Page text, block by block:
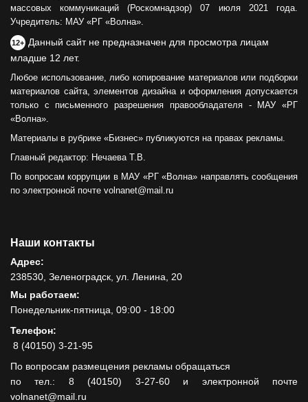
массовых коммуникаций (Роскомнадзор) 07 июля 2021 года.
Учредитель: МАУ «РГ «Волна».
12+ Данный сайт не предназначен для просмотра лицам
младше 12 лет.
Любое использование, либо копирование материалов или подборки
материалов сайта, элементов дизайна и оформления допускается
только с письменного разрешения правообладателя - МАУ «РГ
«Волна».
Материалы в рубрике «Бизнес» публикуются на правах рекламы.
Главный редактор: Нечаева Т.В.
По вопросам коррупции в МАУ «РГ «Волна» направлять сообщения
по электронной почте volnanet@mail.ru
Наши контакты
Адрес:
238530, Зеленоградск, ул. Ленина, 20
Мы работаем:
Понедельник-пятница, 09:00 - 18:00
Телефон:
8 (40150) 3-21-95
По вопросам размещения рекламы обращаться
по тел.: 8 (40150) 3-27-60 и электронной почте
volnanet@mail.ru